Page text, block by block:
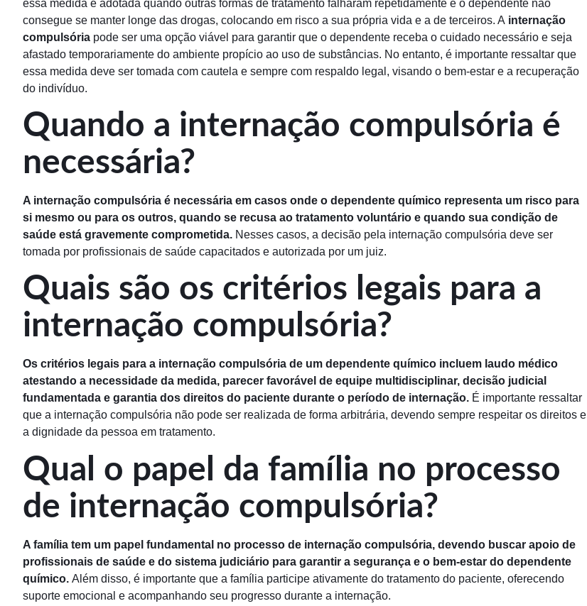
essa medida é adotada quando outras formas de tratamento falharam repetidamente e o dependente não
consegue se manter longe das drogas, colocando em risco a sua própria vida e a de terceiros. A internação
compulsória pode ser uma opção viável para garantir que o dependente receba o cuidado necessário e seja
afastado temporariamente do ambiente propício ao uso de substâncias. No entanto, é importante ressaltar que
essa medida deve ser tomada com cautela e sempre com respaldo legal, visando o bem-estar e a recuperação
do indivíduo.
Quando a internação compulsória é
necessária?
A internação compulsória é necessária em casos onde o dependente químico representa um risco para
si mesmo ou para os outros, quando se recusa ao tratamento voluntário e quando sua condição de
saúde está gravemente comprometida. Nesses casos, a decisão pela internação compulsória deve ser
tomada por profissionais de saúde capacitados e autorizada por um juiz.
Quais são os critérios legais para a
internação compulsória?
Os critérios legais para a internação compulsória de um dependente químico incluem laudo médico
atestando a necessidade da medida, parecer favorável de equipe multidisciplinar, decisão judicial
fundamentada e garantia dos direitos do paciente durante o período de internação. É importante ressaltar
que a internação compulsória não pode ser realizada de forma arbitrária, devendo sempre respeitar os direitos e
a dignidade da pessoa em tratamento.
Qual o papel da família no processo
de internação compulsória?
A família tem um papel fundamental no processo de internação compulsória, devendo buscar apoio de
profissionais de saúde e do sistema judiciário para garantir a segurança e o bem-estar do dependente
químico. Além disso, é importante que a família participe ativamente do tratamento do paciente, oferecendo
suporte emocional e acompanhando seu progresso durante a internação.